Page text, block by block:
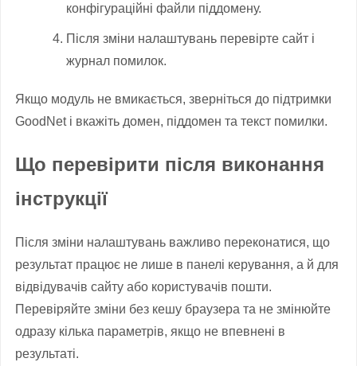
конфігураційні файли піддомену.
Після зміни налаштувань перевірте сайт і
журнал помилок.
Якщо модуль не вмикається, зверніться до підтримки
GoodNet і вкажіть домен, піддомен та текст помилки.
Що перевірити після виконання
інструкції
Після зміни налаштувань важливо переконатися, що
результат працює не лише в панелі керування, а й для
відвідувачів сайту або користувачів пошти.
Перевіряйте зміни без кешу браузера та не змінюйте
одразу кілька параметрів, якщо не впевнені в
результаті.